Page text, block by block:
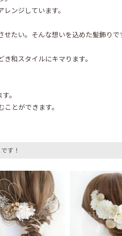
ンジしています。
たい。そんな想いを込めた髪飾りで
和スタイルにキマります。
。
とができます。
す！